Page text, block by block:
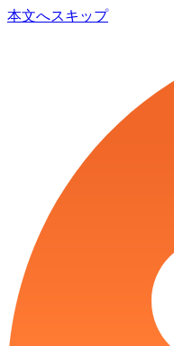
本文へスキップ